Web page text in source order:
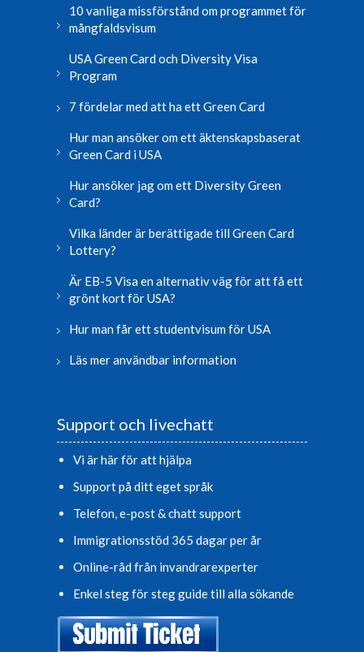
10 vanliga missförstånd om programmet för
mångfaldsvisum
USA Green Card och Diversity Visa
Program
7 fördelar med att ha ett Green Card
Hur man ansöker om ett äktenskapsbaserat
Green Card i USA
Hur ansöker jag om ett Diversity Green
Card?
Vilka länder är berättigade till Green Card
Lottery?
Är EB-5 Visa en alternativ väg för att få ett
grönt kort för USA?
Hur man får ett studentvisum för USA
Läs mer användbar information
Support och livechatt
Vi är här för att hjälpa
Support på ditt eget språk
Telefon, e-post & chatt support
Immigrationsstöd 365 dagar per år
Online-råd från invandrarexperter
Enkel steg för steg guide till alla sökande